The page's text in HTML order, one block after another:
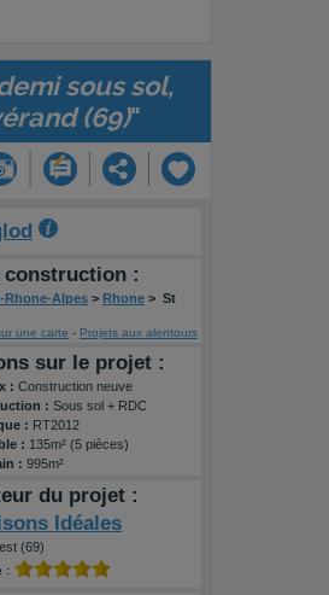
sous sol,
(69)"
construction :
Rhone-Alpes > Rhone > St
une carte - Projets aux alentours
sur le projet :
: Construction neuve
: Sous sol + RDC
: RT2012
: 135m² (5 pièces)
: 995m²
du projet :
Idéales
(69)
: